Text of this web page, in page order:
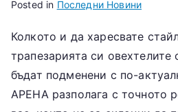
Posted in Последни Новини
Колкото и да харесвате
трапезарията си
бъдат подменени с по-
АРЕНА разполага с точното